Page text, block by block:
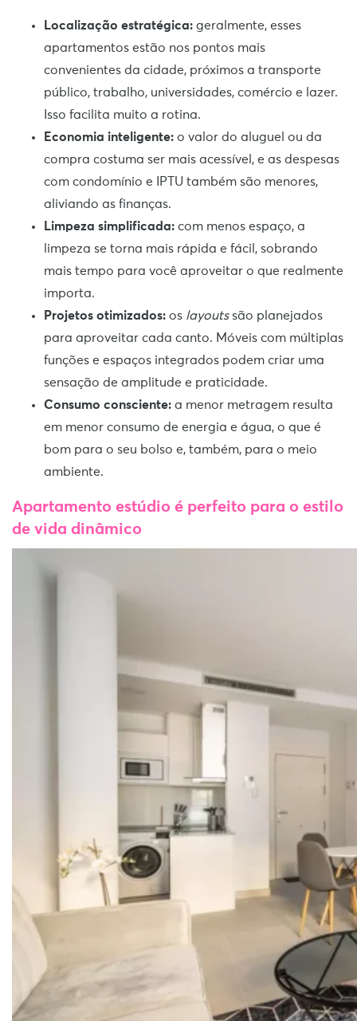
Localização estratégica: geralmente, esses
apartamentos estão nos pontos mais
convenientes da cidade, próximos a transporte
público, trabalho, universidades, comércio e lazer.
Isso facilita muito a rotina.
Economia inteligente: o valor do aluguel ou da
compra costuma ser mais acessível, e as despesas
com condomínio e IPTU também são menores,
aliviando as finanças.
Limpeza simplificada: com menos espaço, a
limpeza se torna mais rápida e fácil, sobrando
mais tempo para você aproveitar o que realmente
importa.
Projetos otimizados: os layoutssão planejados
para aproveitar cada canto. Móveis com múltiplas
funções e espaços integrados podem criar uma
sensação de amplitude e praticidade.
Consumo consciente: a menor metragem resulta
em menor consumo de energia e água, o que é
bom para o seu bolso e, também, para o meio
ambiente.
Apartamento estúdio é perfeito para o estilo
de vida dinâmico